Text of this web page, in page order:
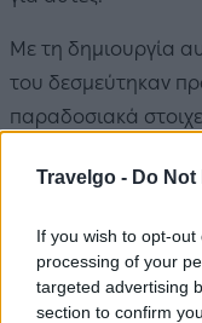
Travelgo - Do
If you wish to opt-
processing of your
targeted advertising
section to confirm
Με τη δημιουργία
του δεσμεύτηκαν
παραδοσιακά
εξαιρετικές
To ξενοδοχείο
και ενδοδαπέδια